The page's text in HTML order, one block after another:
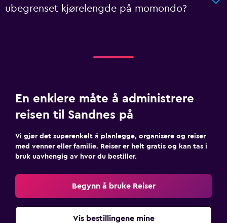
ubegrenset kjørelengde på momondo?
En enklere måte å administrere
reisen til Sandnes på
Vi gjør det superenkelt å planlegge, organisere og reiser
med venner eller familie. Reiser er helt gratis og kan tas i
bruk uavhengig av hvor du bestiller.
Begynn å bruke Reiser
Vis bestillingene mine